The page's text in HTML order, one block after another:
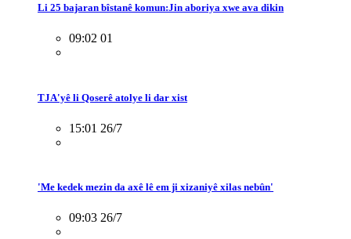
Li 25 bajaran bîstanê komun:Jin aboriya xwe ava dikin
09:02 01
TJA'yê li Qoserê atolye li dar xist
15:01 26/7
'Me kedek mezin da axê lê em ji xizaniyê xilas nebûn'
09:03 26/7